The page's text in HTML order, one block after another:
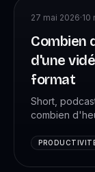
27 mai 2026·10
Combien
d'une
format
Short,
combien
Studio, avec